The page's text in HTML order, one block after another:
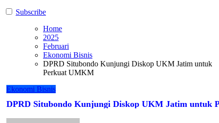
Subscribe
Home
2025
Februari
Ekonomi Bisnis
DPRD Situbondo Kunjungi Diskop UKM Jatim untuk
Perkuat UMKM
Ekonomi Bisnis
DPRD Situbondo Kunjungi Diskop UKM Jatim untuk